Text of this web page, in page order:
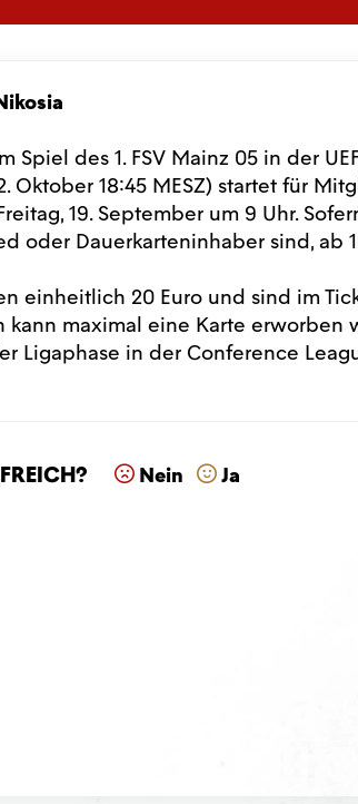
Spiel des 1. FSV Mainz 05 in der
Oktober 18:45 MESZ) startet für
19. September um 9 Uhr.
oder Dauerkarteninhaber sind, ab
einheitlich 20 Euro und sind im
kann maximal eine Karte erworben
Ligaphase in der Conference
Nein Ja